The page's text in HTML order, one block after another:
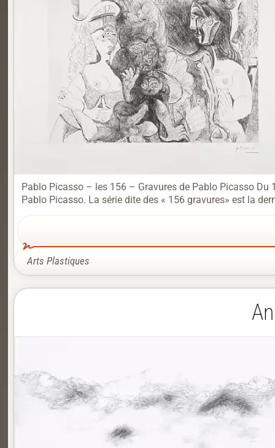
Pablo Picasso – les 156 – Gravures de Pablo Picasso
Pablo Picasso. La série dite des « 156 gravures» est la
Arts Plastiques